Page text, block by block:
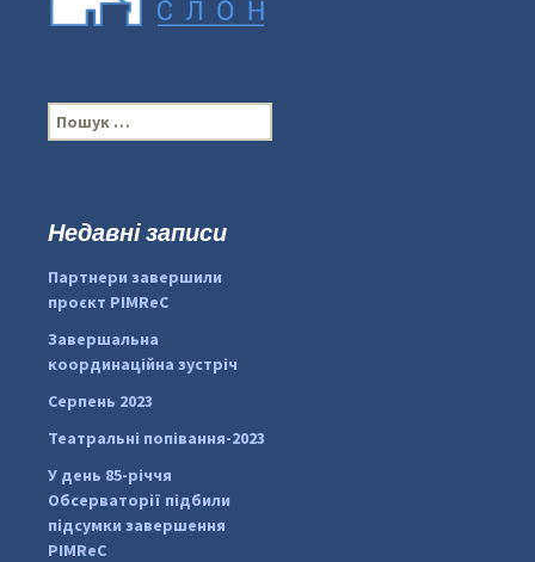
#PipIvanToday
pimrec_project
П
о
:Недавні записи
Партнери завершили
проєкт PIMReC
Завершальна
координаційна зустріч
Серпень 2023
Театральні попівання-2023
У день 85-річчя
Обсерваторії підбили
підсумки завершення
PIMReC